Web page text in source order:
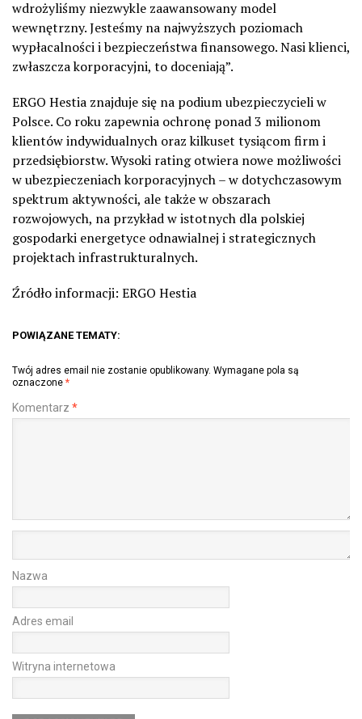
wdrożyliśmy niezwykle zaawansowany model
wewnętrzny. Jesteśmy na najwyższych poziomach
wypłacalności i bezpieczeństwa finansowego. Nasi klienci,
zwłaszcza korporacyjni, to doceniają”.
ERGO Hestia znajduje się na podium ubezpieczycieli w
Polsce. Co roku zapewnia ochronę ponad 3 milionom
klientów indywidualnych oraz kilkuset tysiącom firm i
przedsiębiorstw. Wysoki rating otwiera nowe możliwości
w ubezpieczeniach korporacyjnych – w dotychczasowym
spektrum aktywności, ale także w obszarach
rozwojowych, na przykładw istotnych dla polskiej
gospodarki energetyce odnawialnej i strategicznych
projektach infrastrukturalnych.
Źródło informacji: ERGO Hestia
POWIĄZANE TEMATY:
Twój adres email nie zostanie opublikowany. Wymagane pola są
oznaczone *
Komentarz *
Nazwa
Adres email
Witryna internetowa